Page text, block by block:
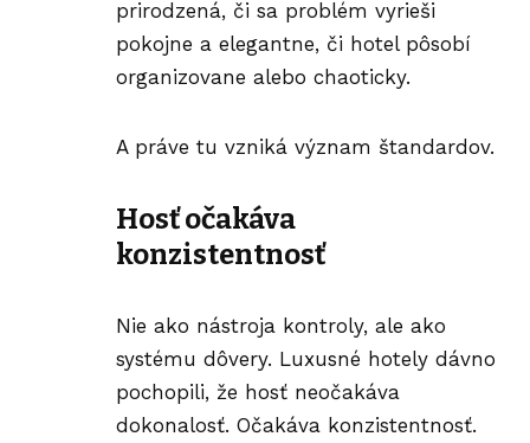
prirodzená, či sa problém vyrieši
pokojne a elegantne, či hotel pôsobí
organizovane alebo chaoticky.
A práve tu vzniká význam štandardov.
Hosť očakáva
konzistentnosť
Nie ako nástroja kontroly, ale ako
systému dôvery. Luxusné hotely dávno
pochopili, že hosť neočakáva
dokonalosť. Očakáva konzistentnosť.